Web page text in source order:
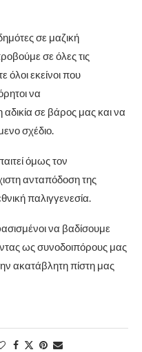
σε μαζική
σε όλες τις
όλοι εκείνοι που
να
σε βάρος μας και να
σχέδιο.
όμως τον
ανταπόδοση της
παλιγγενεσία.
να βαδίσουμε
ως συνοδοιπόρους μας
ακατάβλητη πίστη μας